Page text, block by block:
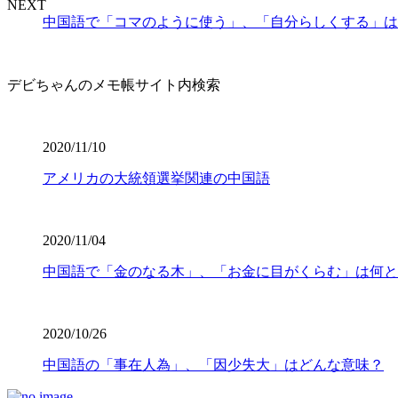
NEXT
中国語で「コマのように使う」、「自分らしくする」
デビちゃんのメモ帳サイト内検索
2020/11/10
アメリカの大統領選挙関連の中国語
2020/11/04
中国語で「金のなる木」、「お金に目がくらむ」は何
2020/10/26
中国語の「事在人為」、「因少失大」はどんな意味？